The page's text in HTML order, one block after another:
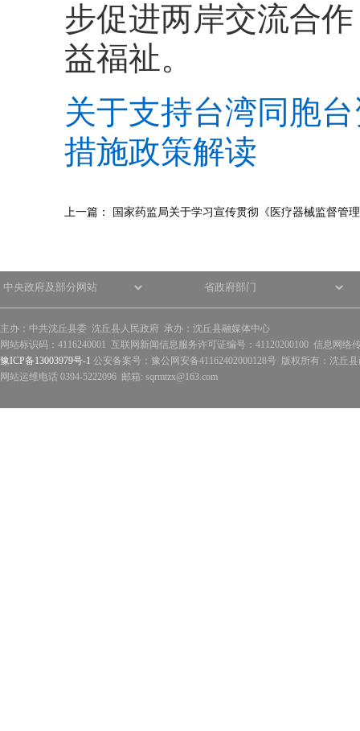
步促进两岸交流合
益福祉。
关于支持台湾同胞
措施政策解读
上一篇： 国家药监局关于学习宣传贯彻《医疗器械监督管
主办：中共沈丘县委 沈丘县人民政府 承办：沈丘县融媒体中心
网站标识码：4116240001 互联网新闻信息服务许可证编号：41120200100 信息网络
豫ICP备13003979号-1 公安备案号：豫公网安备41162402000128号 版权所有：沈丘
网站运维电话 0394-5222096 邮箱: sqrmtzx@163.com